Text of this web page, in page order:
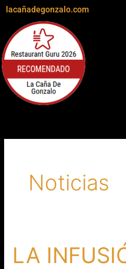
contenido
lacañadegonzalo.com
Noticias
LA
LA
INFUSIÓN